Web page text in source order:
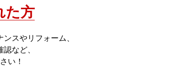
た方
スやリフォーム、
など、
い！